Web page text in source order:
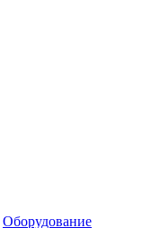
Оборудование